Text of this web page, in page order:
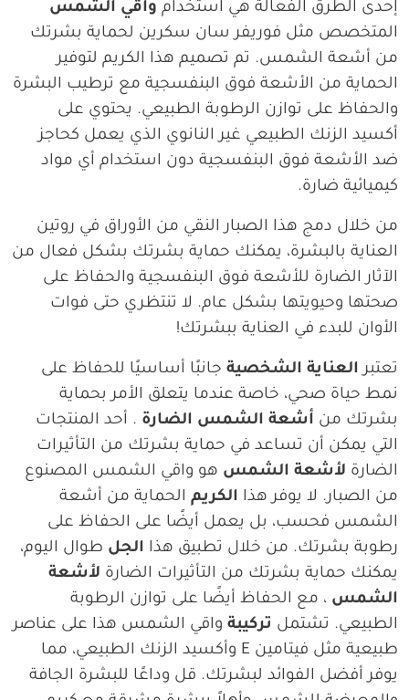
إحدى الطرق الفعالة هي استخدام واقي الشمس
المتخصص مثل فوريفر سان سكرين لحماية بشرتك
من أشعة الشمس. تم تصميم هذا الكريم لتوفير
الحماية من الأشعة فوق البنفسجية مع ترطيب البشرة
والحفاظ على توازن الرطوبة الطبيعي. يحتوي على
أكسيد الزنك الطبيعي غير النانوي الذي يعمل كحاجز
ضد الأشعة فوق البنفسجية دون استخدام أي مواد
كيميائية ضارة.
من خلال دمج هذا الصبار النقي من الأوراق في روتين
العناية بالبشرة، يمكنك حماية بشرتك بشكل فعال من
الآثار الضارة للأشعة فوق البنفسجية والحفاظ على
صحتها وحيويتها بشكل عام. لا تنتظري حتى فوات
الأوان للبدء في العناية ببشرتك!
تعتبر العناية الشخصية جانبًا أساسيًا للحفاظ على
نمط حياة صحي، خاصة عندما يتعلق الأمر بحماية
بشرتك من أشعة الشمس الضارة . أحد المنتجات
التي يمكن أن تساعد في حماية بشرتك من التأثيرات
الضارة لأشعة الشمس هو واقي الشمس المصنوع
من الصبار. لا يوفر هذا الكريم الحماية من أشعة
الشمس فحسب، بل يعمل أيضًا على الحفاظ على
رطوبة بشرتك. من خلال تطبيق هذا الجل طوال اليوم،
يمكنك حماية بشرتك من التأثيرات الضارة لأشعة
الشمس ، مع الحفاظ أيضًا على توازن الرطوبة
الطبيعي. تشتمل تركيبة واقي الشمس هذا على عناصر
طبيعية مثل فيتامين E وأكسيد الزنك الطبيعي، مما
يوفر أفضل الفوائد لبشرتك. قل وداعًا للبشرة الجافة